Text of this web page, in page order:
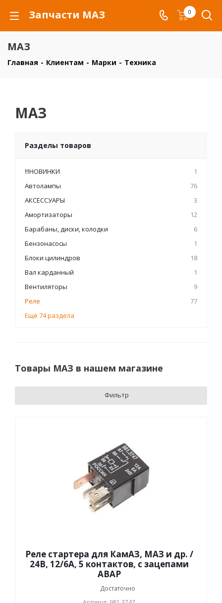
Запчасти МАЗ 0
МАЗ
Главная - Клиентам - Марки - Техника
МАЗ
Разделы товаров
!!!НОВИНКИ
1
Автолампы
76
АКСЕССУАРЫ
3
Амортизаторы
12
Барабаны, диски, колодки
6
Бензонасосы
1
Блоки цилиндров
18
Вал карданный
1
Вентиляторы
9
Реле
77
Ещё 74 раздела
Товары МАЗ в нашем магазине
Фильтр
Реле стартера для КамАЗ, МАЗ и др. /
24В, 12/6А, 5 контактов, с зацепами
АВАР
Достаточно